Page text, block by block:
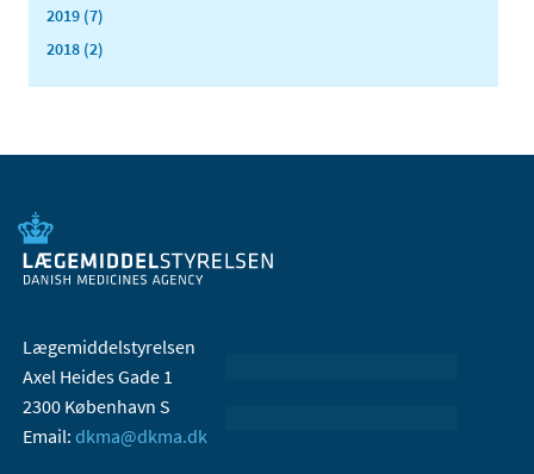
2019 (7)
2018 (2)
Lægemiddelstyrelsen
Axel Heides Gade 1
2300 København S
Email: dkma@dkma.dk